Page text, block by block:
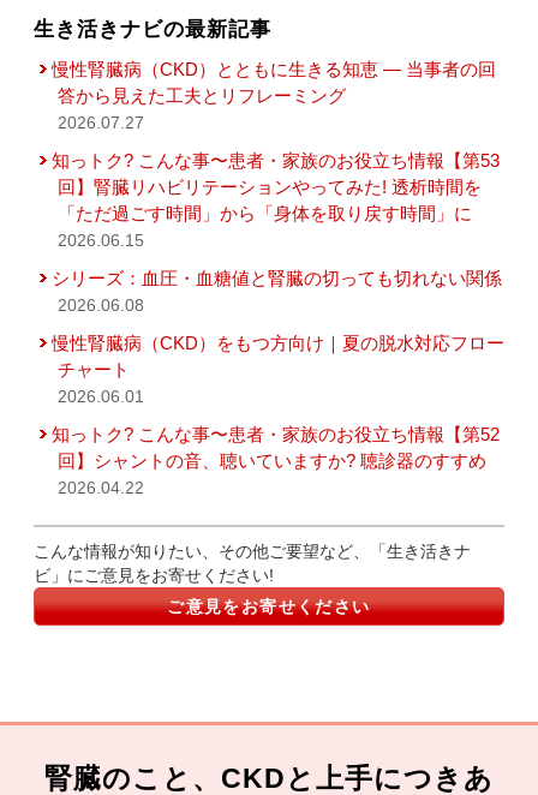
生き活きナビの最新記事
慢性腎臓病（CKD）とともに生きる知恵 — 当事者の回
答から見えた工夫とリフレーミング
2026.07.27
知っトク? こんな事〜患者・家族のお役立ち情報【第53
回】腎臓リハビリテーションやってみた! 透析時間を
「ただ過ごす時間」から「身体を取り戻す時間」に
2026.06.15
シリーズ：血圧・血糖値と腎臓の切っても切れない関係
2026.06.08
慢性腎臓病（CKD）をもつ方向け｜夏の脱水対応フロー
チャート
2026.06.01
知っトク? こんな事〜患者・家族のお役立ち情報【第52
回】シャントの音、聴いていますか? 聴診器のすすめ
2026.04.22
こんな情報が知りたい、その他ご要望など、「生き活きナ
ビ」にご意見をお寄せください!
ご意見をお寄せください
腎臓のこと、CKDと上手につきあ